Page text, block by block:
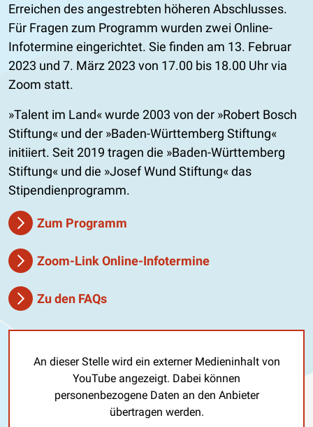
Erreichen des angestrebten höheren Abschlusses.
Für Fragen zum Programm wurden zwei Online-
Infotermine eingerichtet. Sie finden am 13. Februar
2023 und 7. März 2023 von 17.00 bis 18.00 Uhr via
Zoom statt.
»Talent im Land« wurde 2003 von der »Robert Bosch
Stiftung« und der »Baden-Württemberg Stiftung«
initiiert. Seit 2019 tragen die »Baden-Württemberg
Stiftung« und die »Josef Wund Stiftung« das
Stipendienprogramm.
Zum Programm
Zoom-Link Online-Infotermine
Zu den FAQs
An dieser Stelle wird ein externer Medieninhalt von
YouTube angezeigt. Dabei können
personenbezogene Daten an den Anbieter
übertragen werden.